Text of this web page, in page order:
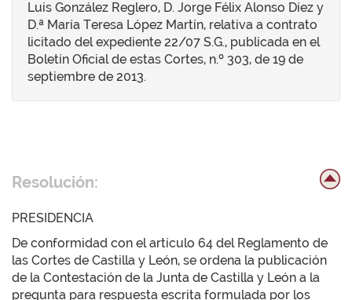
Luis González Reglero, D. Jorge Félix Alonso Díez y
D.ª María Teresa López Martín, relativa a contrato
licitado del expediente 22/07 S.G., publicada en el
Boletín Oficial de estas Cortes, n.º 303, de 19 de
septiembre de 2013.
Resolución:
PRESIDENCIA
De conformidad con el artículo 64 del Reglamento de
las Cortes de Castilla y León, se ordena la publicación
de la Contestación de la Junta de Castilla y León a la
pregunta para respuesta escrita formulada por los